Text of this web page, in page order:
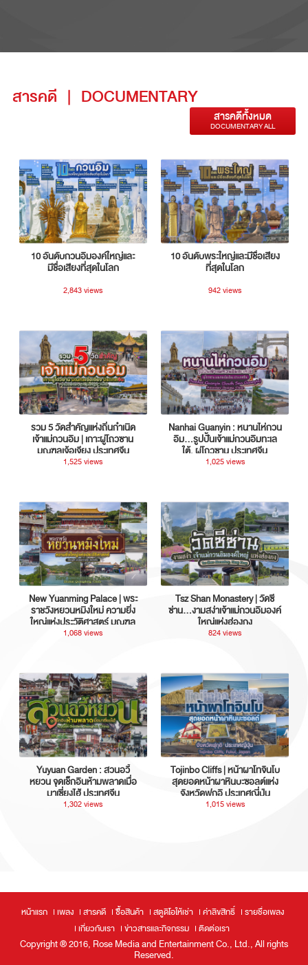
สารคดี | DOCUMENTARY
สารคดีทั้งหมด
DOCUMENTARY ALL
10 อันดับกวนอิมองค์ใหญ่และ
มีชื่อเสียงที่สุดในโลก
2,843 views
10 อันดับพระใหญ่และมีชื่อเสียง
ที่สุดในโลก
942 views
รวม 5 วัดสำคัญแห่งถิ่นกำเนิด
เจ้าแม่กวนอิม | เกาะผู่โถวซาน
มณฑลเจ้อเจียง ประเทศจีน
1,525 views
Nanhai Guanyin : หนานไห่กวน
อิม...รูปปั้นเจ้าแม่กวนอิมทะเล
ใต้, ผู่โถวซาน ประเทศจีน
1,025 views
New Yuanming Palace | พระ
ราชวังหยวนหมิงใหม่ ความยิ่ง
ใหญ่แห่งประวัติศาสตร์ มณฑล
กวางตุ้ง ประเทศจีน
1,068 views
Tsz Shan Monastery | วัดซี
ซ่าน…งามสง่าเจ้าแม่กวนอิมองค์
ใหญ่แห่งฮ่องกง
824 views
Yuyuan Garden : สวนอวี้
หยวน จุดเช็กอินห้ามพลาดเมื่อ
มาเซี่ยงไฮ้ ประเทศจีน
1,302 views
Tojinbo Cliffs | หน้าผาโทจินโบ
สุดยอดหน้าผาหินบะซอลต์แห่ง
จังหวัดฟุกุอิ ประเทศญี่ปุ่น
1,015 views
หน้าแรก เพลง สารคดี ซื้อสินค้า สตูดิโอให้เช่า ค่าลิขสิทธิ์
รายชื่อเพลง
เกี่ยวกับเรา
ข่าวสารและกิจกรรม ติดต่อเรา
Copyright ® 2016, Rose Media and Entertainment Co., Ltd., All rights
Reserved.